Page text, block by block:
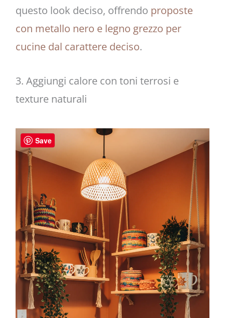
questo look deciso, offrendo proposte
con metallo nero e legno grezzo per
cucine dal carattere deciso.
3. Aggiungi calore con toni terrosi e
texture naturali
Save